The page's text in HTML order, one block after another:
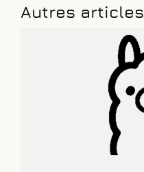
Autres articles